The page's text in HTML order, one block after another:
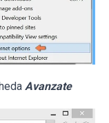
Avanzate